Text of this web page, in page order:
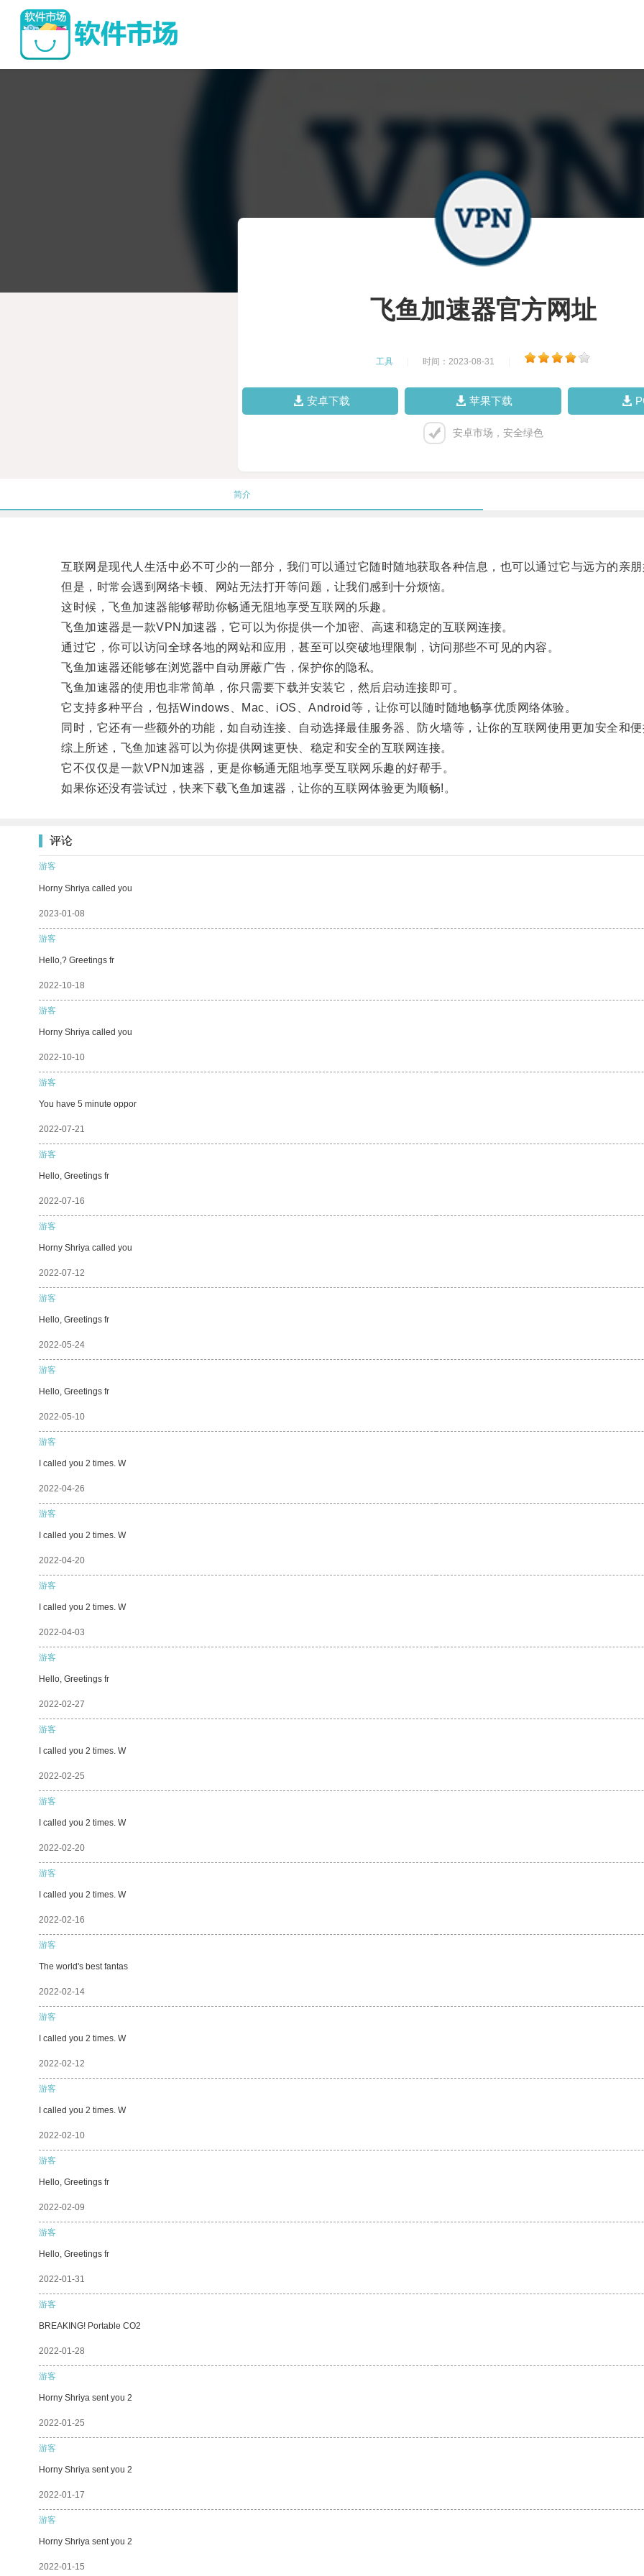
飞鱼加速器官方网址
工具 时间：2023-08-31
安卓下载 苹果下载
安卓市场，安全绿色
简介
互联网是现代人生活中必不可少的一部分，我们可以通过它随时随地获取各种信息，也可以通过它与远方的亲朋
但是，时常会遇到网络卡顿、网站无法打开等问题，让我们感到十分烦恼。
这时候，飞鱼加速器能够帮助你畅通无阻地享受互联网的乐趣。
飞鱼加速器是一款VPN加速器，它可以为你提供一个加密、高速和稳定的互联网连接。
通过它，你可以访问全球各地的网站和应用，甚至可以突破地理限制，访问那些不可见的内容。
飞鱼加速器还能够在浏览器中自动屏蔽广告，保护你的隐私。
飞鱼加速器的使用也非常简单，你只需要下载并安装它，然后启动连接即可。
它支持多种平台，包括Windows、Mac、iOS、Android等，让你可以随时随地畅享优质网络体验。
同时，它还有一些额外的功能，如自动连接、自动选择最佳服务器、防火墙等，让你的互联网使用更加安全和便
综上所述，飞鱼加速器可以为你提供网速更快、稳定和安全的互联网连接。
它不仅仅是一款VPN加速器，更是你畅通无阻地享受互联网乐趣的好帮手。
如果你还没有尝试过，快来下载飞鱼加速器，让你的互联网体验更为顺畅!。
评论
游客
Horny Shriya called you
2023-01-08
游客
Hello,? Greetings fr
2022-10-18
游客
Horny Shriya called you
2022-10-10
游客
You have 5 minute oppor
2022-07-21
游客
Hello, Greetings fr
2022-07-16
游客
Horny Shriya called you
2022-07-12
游客
Hello, Greetings fr
2022-05-24
游客
Hello, Greetings fr
2022-05-10
游客
I called you 2 times. W
2022-04-26
游客
I called you 2 times. W
2022-04-20
游客
I called you 2 times. W
2022-04-03
游客
Hello, Greetings fr
2022-02-27
游客
I called you 2 times. W
2022-02-25
游客
I called you 2 times. W
2022-02-20
游客
I called you 2 times. W
2022-02-16
游客
The world's best fantas
2022-02-14
游客
I called you 2 times. W
2022-02-12
游客
I called you 2 times. W
2022-02-10
游客
Hello, Greetings fr
2022-02-09
游客
Hello, Greetings fr
2022-01-31
游客
BREAKING! Portable CO2
2022-01-28
游客
Horny Shriya sent you 2
2022-01-25
游客
Horny Shriya sent you 2
2022-01-17
游客
Horny Shriya sent you 2
2022-01-15